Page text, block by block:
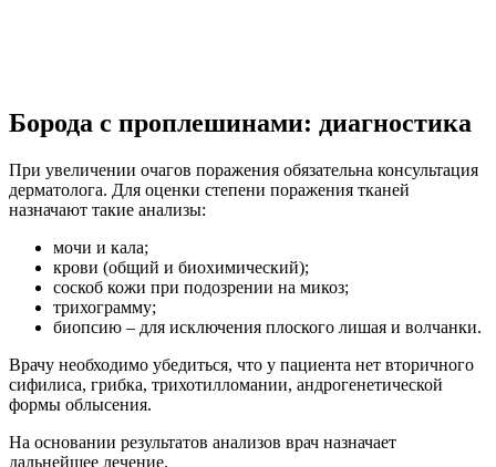
Борода с проплешинами: диагностика
При увеличении очагов поражения обязательна консультация
дерматолога. Для оценки степени поражения тканей
назначают такие анализы:
мочи и кала;
крови (общий и биохимический);
соскоб кожи при подозрении на микоз;
трихограмму;
биопсию – для исключения плоского лишая и волчанки.
Врачу необходимо убедиться, что у пациента нет вторичного
сифилиса, грибка, трихотилломании, андрогенетической
формы облысения.
На основании результатов анализов врач назначает
дальнейшее лечение.